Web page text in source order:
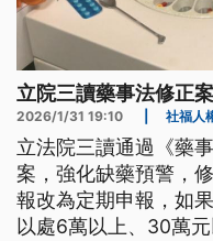
立院三讀藥事法修正
2026/1/31 19:10 社福人
立法院三讀通過《藥
案，強化缺藥預警，
報改為定期申報，如
以處6萬以上、30萬元